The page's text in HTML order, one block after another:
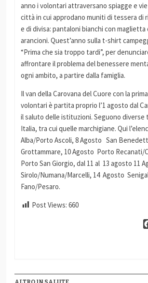
anno i volontari attraversano spiagge e
città in cui approdano muniti di tessera di
e di divisa: pantaloni bianchi con maglietta
arancioni. Quest’anno sulla t-shirt
“Prima che sia troppo tardi”, per
affrontare il problema del benessere
ogni ambito, a partire dalla famiglia.
Il van della Carovana del Cuore con la
volontari è partita proprio l’1 agosto dal
il saluto delle istituzioni. Seguono
Italia, tra cui quelle marchigiane. Qui
Alba/Porto Ascoli, 8 Agosto San
Grottammare, 10 Agosto Porto Recanati/
Porto San Giorgio, dal 11 al 13 agosto 11
Sirolo/Numana/Marcelli, 14 Agosto
Fano/Pesaro.
Post Views: 660